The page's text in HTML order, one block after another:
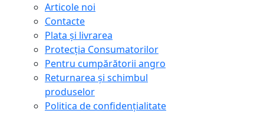
Articole noi
Contacte
Plata și livrarea
Protecţia Consumatorilor
Pentru cumpărătorii angro
Returnarea și schimbul
produselor
Politica de confidențialitate